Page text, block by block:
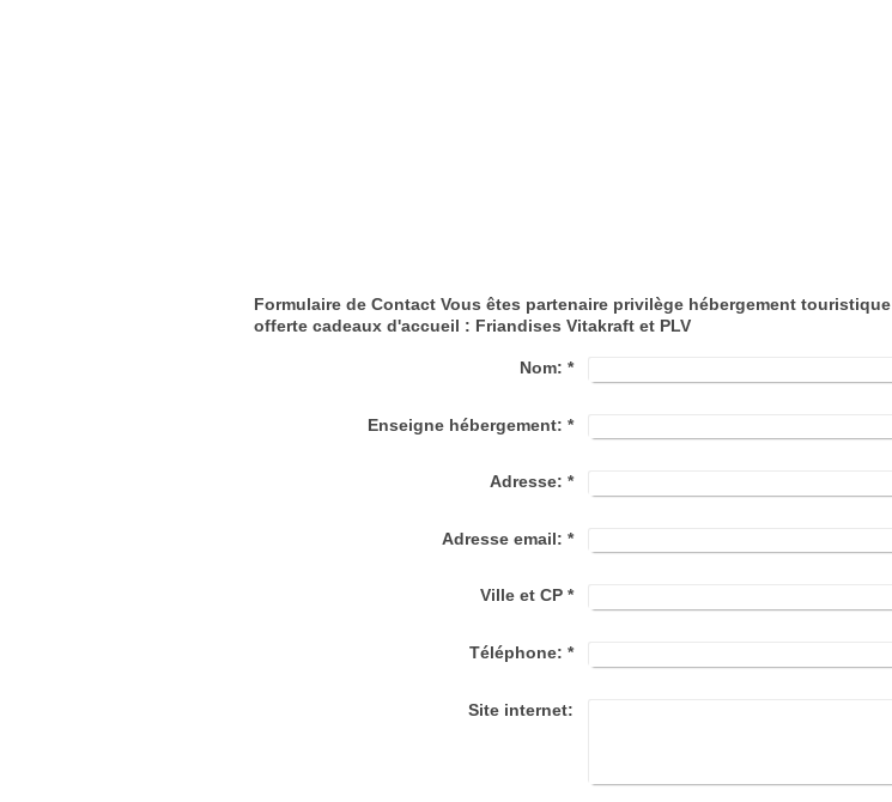
Formulaire de Contact Vous êtes partenaire privilège hébergement
offerte cadeaux d'accueil : Friandises Vitakraft et PLV
Nom: *
Enseigne hébergement: *
Adresse: *
Adresse email: *
Ville et CP*
Téléphone: *
Site internet: